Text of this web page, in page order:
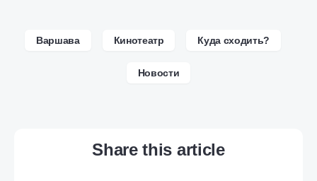
Варшава Кинотеатр Куда сходить?
Новости
Share this article